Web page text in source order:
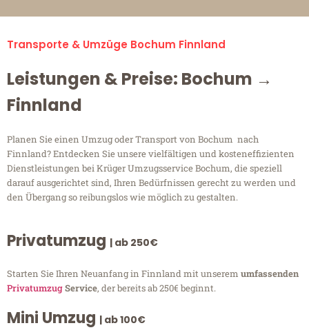
Transporte & Umzüge Bochum Finnland
Leistungen & Preise: Bochum →
Finnland
Planen Sie einen Umzug oder Transport von Bochum nach
Finnland? Entdecken Sie unsere vielfältigen und kosteneffizienten
Dienstleistungen bei Krüger Umzugsservice Bochum, die speziell
darauf ausgerichtet sind, Ihren Bedürfnissen gerecht zu werden und
den Übergang so reibungslos wie möglich zu gestalten.
Privatumzug | ab 250€
Starten Sie Ihren Neuanfang in Finnland mit unserem umfassenden
PrivatumzugService, der bereits ab 250€ beginnt.
Mini Umzug | ab 100€